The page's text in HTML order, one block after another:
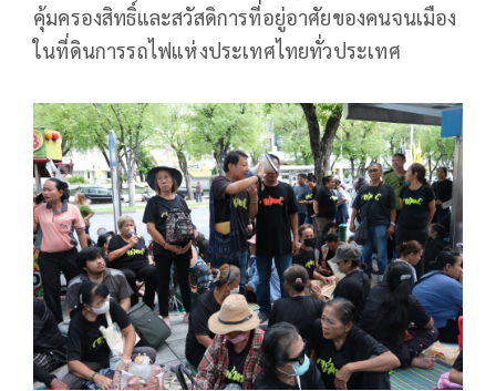
คุ้มครองสิทธิ์และสวัสดิการที่อยู่อาศัยของคนจนเมือง
ในที่ดินการรถไฟแห่งประเทศไทยทั่วประเทศ